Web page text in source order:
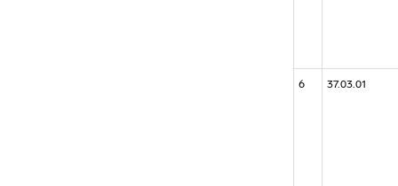
6 37.03.01